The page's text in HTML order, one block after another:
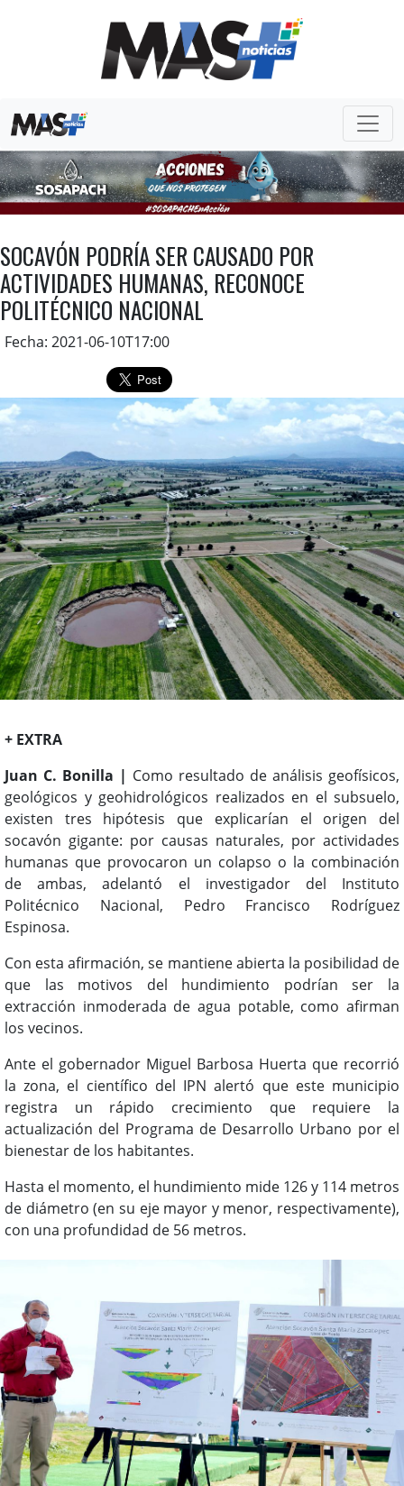
SOCAVÓN PODRÍA SER CAUSADO POR
ACTIVIDADES HUMANAS, RECONOCE
POLITÉCNICO NACIONAL
Fecha: 2021-06-10T17:00
+ EXTRA
Juan C. Bonilla | Como resultado de análisis geofísicos,
geológicos y geohidrológicos realizados en el subsuelo,
existen tres hipótesis que explicarían el origen del
socavón gigante: por causas naturales, por actividades
humanas que provocaron un colapso o la combinación
de ambas, adelantó el investigador del Instituto
Politécnico Nacional, Pedro Francisco Rodríguez
Espinosa.
Con esta afirmación, se mantiene abierta la posibilidad de
que las motivos del hundimiento podrían ser la
extracción inmoderada de agua potable, como afirman
los vecinos.
Ante el gobernador Miguel Barbosa Huerta que recorrió
la zona, el científico del IPN alertó que este municipio
registra un rápido crecimiento que requiere la
actualización del Programa de Desarrollo Urbano por el
bienestar de los habitantes.
Hasta el momento, el hundimiento mide 126 y 114 metros
de diámetro (en su eje mayor y menor, respectivamente),
con una profundidad de 56 metros.